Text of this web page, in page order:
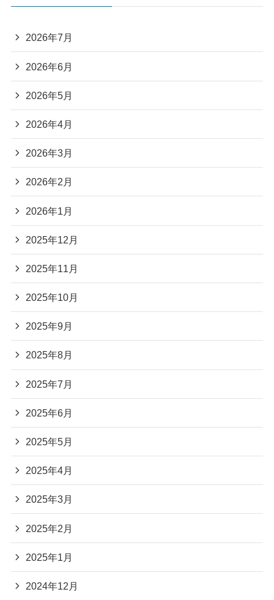
2026年7月
2026年6月
2026年5月
2026年4月
2026年3月
2026年2月
2026年1月
2025年12月
2025年11月
2025年10月
2025年9月
2025年8月
2025年7月
2025年6月
2025年5月
2025年4月
2025年3月
2025年2月
2025年1月
2024年12月